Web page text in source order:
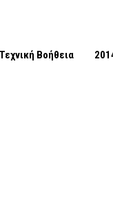
Τεχνική Βοήθεια